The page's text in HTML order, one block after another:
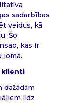
sadarbības
veidus, kā
Šo
kas ir
jomā.
klienti
dažādām
līdz